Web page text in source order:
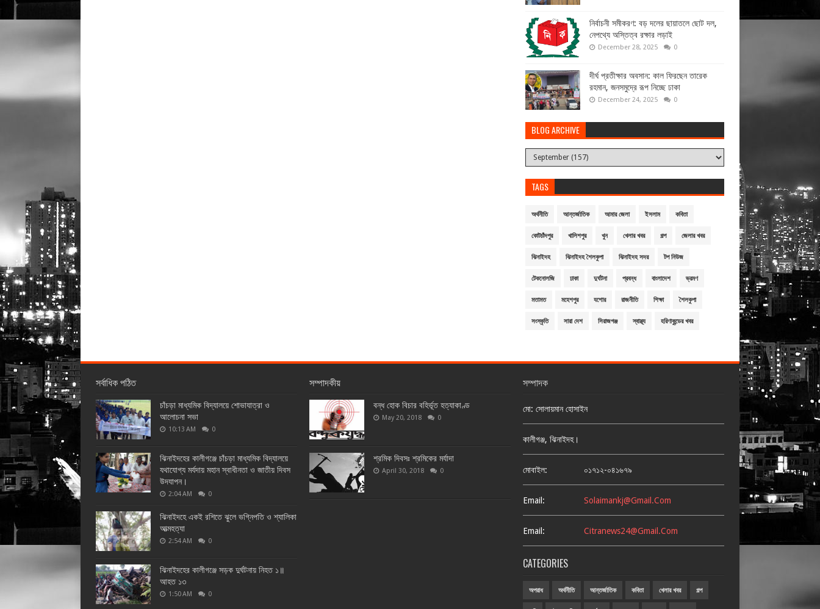
নির্বাচনী সমীকরণ: বড় দলের ছায়াতলে ছোট দল,
নেপথ্যে অস্তিত্ব রক্ষার লড়াই
December 28, 2025 0
দীর্ঘ প্রতীক্ষার অবসান: কাল ফিরছেন তারেক
রহমান, জনসমুদ্রে রূপ নিচ্ছে ঢাকা
December 24, 2025 0
BLOG ARCHIVE
TAGS
অর্থনীতি আন্তর্জাতিক আমার জেলা ইসলাম কবিতা
কোটচাঁদপুর খালিশপুর খুন খেলার খবর গল্প জেলার খবর
ঝিনাইদহ ঝিনাইদহ শৈলকুপা ঝিনাইদহ সদর টপ নিউজ
টেকনোলজি ঢাকা দুর্ঘটনা প্রবন্ধ বাংলাদেশ ভ্রমণ
মতামত মহেশপুর যশোর রাজনীতি শিক্ষা শৈলকুপা
সংস্কৃতি সারা দেশ সিরাজগঞ্জ স্বাস্থ্য হরিণাকুন্ডের খবর
সর্বাধিক পঠিত
চাঁচড়া মাধ্যমিক বিদ্যালয়ে শোভাযাত্রা ও
আলোচনা সভা
10:13 AM 0
ঝিনাইদহের কালীগঞ্জে চাঁচড়া মাধ্যমিক বিদ্যালয়ে
যথাযোগ্য মর্যদায় মহান স্বাধীনতা ও জাতীয় দিবস
উদযাপন।
2:04 AM 0
ঝিনাইদহে একই রশিতে ঝুলে ভগ্নিপতি ও শ্যালিকা
আত্মহত্যা
2:54 AM 0
ঝিনাইদহের কালীগঞ্জে সড়ক দুর্ঘটনায় নিহত ১॥
আহত ১৩
1:50 AM 0
সম্পাদকীয়
বন্ধ হোক বিচার বহির্ভূত হত্যাকাণ্ড
May 20, 2018 0
শ্রমিক দিবসঃ শ্রমিকের মর্যাদা
April 30, 2018 0
সম্পাদক
মো: সোলায়মান হোসাইন
কালীগঞ্জ, ঝিনাইদহ।
মোবাইল: ০১৭১২-০৪১৬৭৯
Email: Solaimankj@gmail.com
Email: Citranews24@gmail.com
CATEGORIES
অপরাধ অর্থনীতি আন্তর্জাতিক কবিতা খেলার খবর গল্প